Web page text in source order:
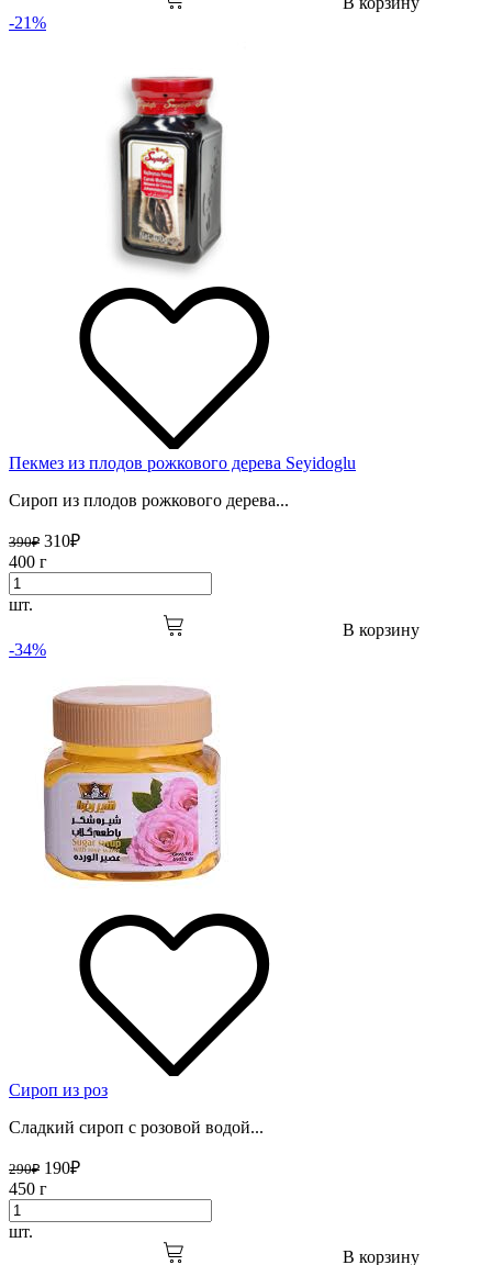
-21%
Пекмез из плодов рожкового дерева Seyidoglu
Сироп из плодов рожкового дерева...
390₽ 310₽
400 г
шт.
В корзину
-34%
Сироп из роз
Сладкий сироп с розовой водой...
290₽ 190₽
450 г
шт.
В корзину